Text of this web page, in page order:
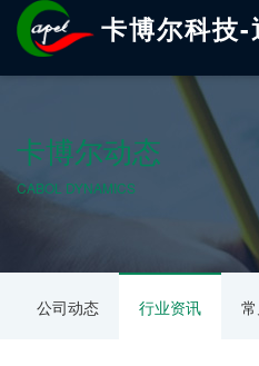
卡博尔科技
卡博尔动态
CABOL DYNAMICS
公司动态 行业资讯